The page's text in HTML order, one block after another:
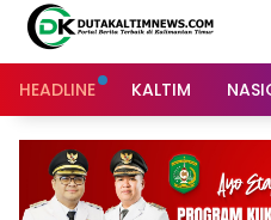
HEADLINE KALTIM